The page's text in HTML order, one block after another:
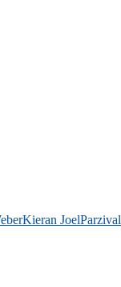
Kieran JoelParzival